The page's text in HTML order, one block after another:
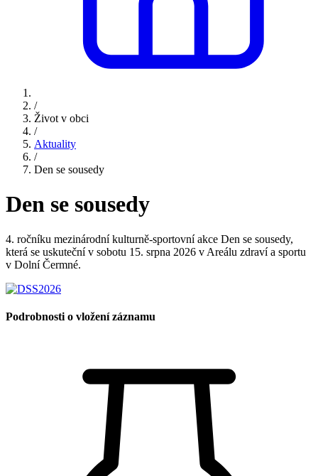
/
Život v obci
/
Aktuality
/
Den se sousedy
Den se sousedy
4. ročníku mezinárodní kulturně-sportovní akce Den se sousedy,
která se uskuteční v sobotu 15. srpna 2026 v Areálu zdraví a sportu
v Dolní Čermné.
Podrobnosti o vložení záznamu